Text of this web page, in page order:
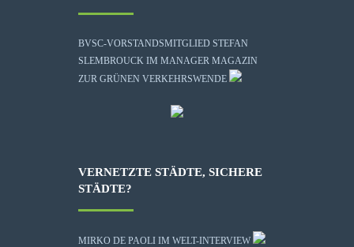
BVSC-VORSTANDSMITGLIED STEFAN
SLEMBROUCK IM MANAGER MAGAZIN
ZUR GRÜNEN VERKEHRSWENDE
VERNETZTE STÄDTE, SICHERE
STÄDTE?
MIRKO DE PAOLI IM WELT-INTERVIEW